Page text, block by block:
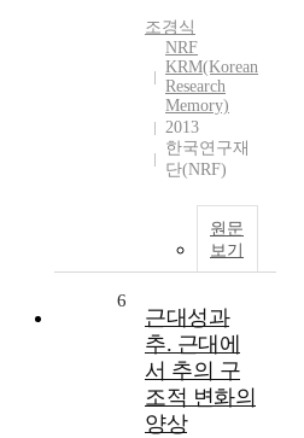
조경식
NRF
KRM(Korean
Research
Memory)
2013
한국연구재
단(NRF)
원문
보기
6
근대성과
추. 근대에
서 추의 구
조적 변화의
양상